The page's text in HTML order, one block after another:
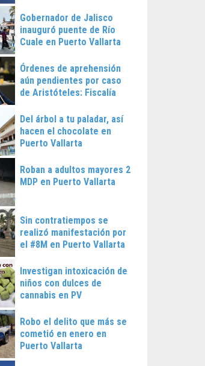
Gobernador de Jalisco
inauguró puente de Río
Cuale en Puerto Vallarta
Órdenes de aprehensión
aún pendientes por caso
de Aristóteles: Fiscalía
Del árbol a tu paladar, así
hacen el chocolate en
Puerto Vallarta
Roban a adultos mayores 2
MDP en Puerto Vallarta
Sin contratiempos se
realizó manifestación por
el #8M en Puerto Vallarta
Investigan intoxicación de
niños con dulces de
cannabis en PV
Robo el delito que más se
cometió en enero en
Puerto Vallarta